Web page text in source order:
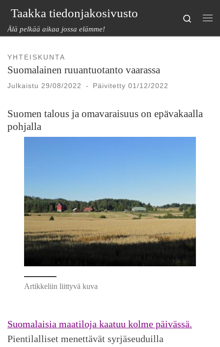
Skip to content
Taakka tiedonjakosivusto
Älä pelkää aikaa jossa elämme!
Search
YHTEISKUNTA
Suomalainen ruuantuotanto vaarassa
Julkaistu 29/08/2022 - Päivitetty01/12/2022
Suomen talous ja omavaraisuus on epävakaalla
pohjalla
Artikkeliin liittyvä kuva
Suomalaisia maatiloja kaatuu kolme päivässä.
Pientilalliset menettävät syrjäseuduilla